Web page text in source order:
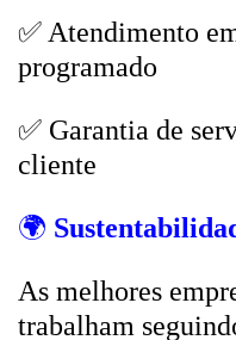
✅ Atendimento
programado
✅ Garantia de
cliente
🌍
As melhores
trabalham